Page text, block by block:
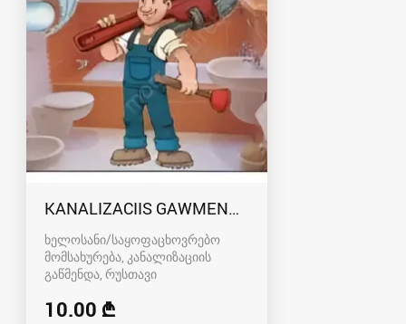
KANALIZACIIS GAWMENDA RUSTAVSHI -
ხელოსანი/საყოფაცხოვრებო
მომსახურება, კანალიზაციის
გაწმენდა რუსთავი
10.00 ₾